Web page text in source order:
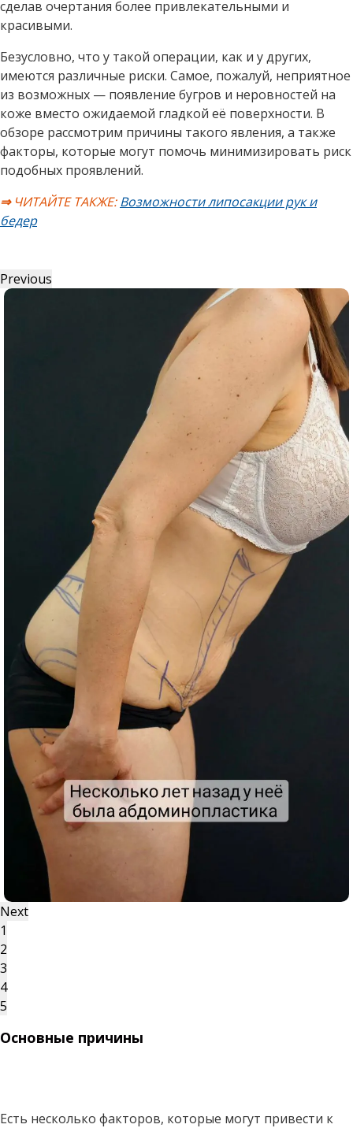
сделав очертания более привлекательными и
красивыми.
Безусловно, что у такой операции, как и у других,
имеются различные риски. Самое, пожалуй, неприятное
из возможных — появление бугров и неровностей на
коже вместо ожидаемой гладкой её поверхности. В
обзоре рассмотрим причины такого явления, а также
факторы, которые могут помочь минимизировать риск
подобных проявлений.
⇒ ЧИТАЙТЕ ТАКЖЕ:Возможности липосакции рук и
бедер
Previous
Next
1
2
3
4
5
Основные причины
Есть несколько факторов, которые могут привести к